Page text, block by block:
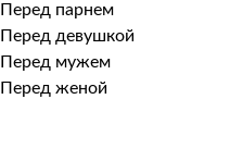
Перед парнем
Перед девушкой
Перед мужем
Перед женой